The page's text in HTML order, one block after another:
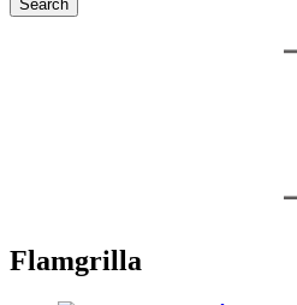
Flamgrilla